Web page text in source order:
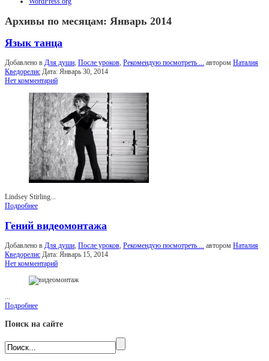
Архивы по месяцам: Январь 2014
Язык танца
Добавлено в Для души, После уроков, Рекомендую посмотреть ... автором Наталия
Кведорелис Дата: Январь 30, 2014
Нет комментарий
Lindsey Stirling...
Подробнее
Гений видеомонтажа
Добавлено в Для души После уроков Рекомендую посмотреть ... автором Наталия
Кведорелис Дата: Январь 15, 2014
Нет комментарий
Подробнее
Поиск на сайте